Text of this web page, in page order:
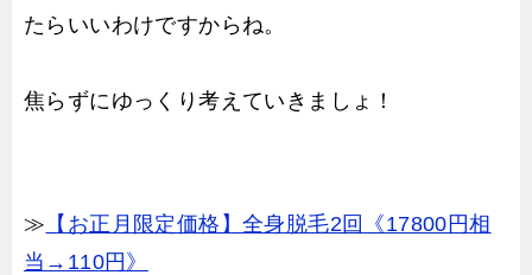
たらいいわけですからね。
焦らずにゆっくり考えていきましょ！
≫ 【お正月限定価格】全身脱毛2回《17800円相
当→110円》